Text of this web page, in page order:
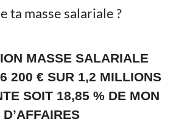
ta masse salariale ?
MASSE SALARIALE
200 € SUR 1,2 MILLIONS
SOIT 18,85 % DE MON